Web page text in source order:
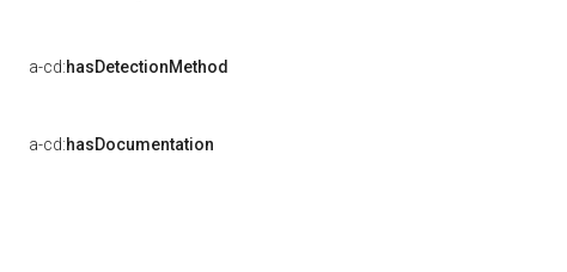
a-cd:hasDetectionMethod
a-cd:hasDocumentation